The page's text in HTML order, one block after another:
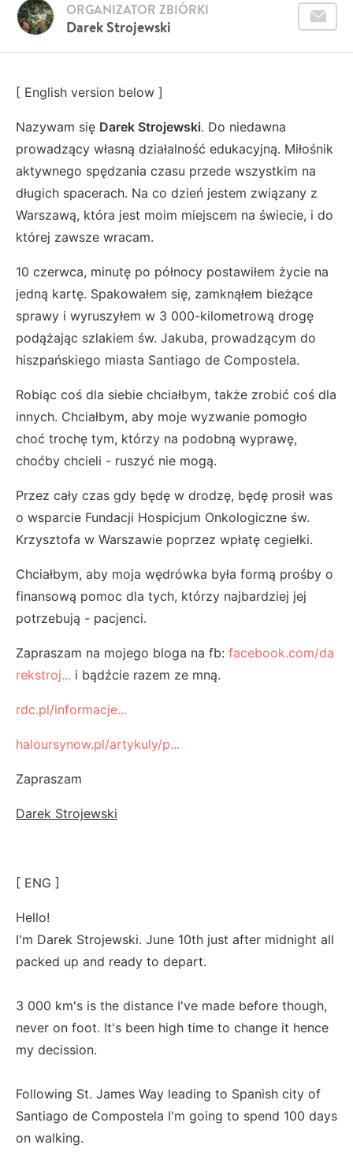
Darek Strojewski
ORGANIZATOR ZBIÓRKI
[ English version below ]
Nazywam się Darek Strojewski. Do niedawna
prowadzący własną działalność edukacyjną. Miłośnik
aktywnego spędzania czasu przede wszystkim na
długich spacerach. Na co dzień jestem związany z
Warszawą, która jest moim miejscem na świecie, i do
której zawsze wracam.
10 czerwca, minutę po północy postawiłem życie na
jedną kartę. Spakowałem się, zamknąłem bieżące
sprawy i wyruszyłem w 3 000-kilometrową drogę
podążając szlakiem św. Jakuba, prowadzącym do
hiszpańskiego miasta Santiago de Compostela.
Robiąc coś dla siebie chciałbym, także zrobić coś dla
innych. Chciałbym, aby moje wyzwanie pomogło
choć trochę tym, którzy na podobną wyprawę,
choćby chcieli - ruszyć nie mogą.
Przez cały czas gdy będę w drodzę, będę prosił was
o wsparcie Fundacji Hospicjum Onkologiczne św.
Krzysztofa w Warszawie poprzez wpłatę cegiełki.
Chciałbym, aby moja wędrówka była formą prośby o
finansową pomoc dla tych, którzy najbardziej jej
potrzebują - pacjenci.
Zapraszam na mojego bloga na fb: facebook.com/da
rekstroj... i bądźcie razem ze mną.
rdc.pl/informacje...
haloursynow.pl/artykuly/p...
Zapraszam
Darek Strojewski
[ ENG ]
Hello!
I'm Darek Strojewski. June 10th just after midnight all
packed up and ready to depart.
3 000 km's is the distance I've made before though,
never on foot. It's been high time to change it hence
my decission.
Following St. James Way leading to Spanish city of
Santiago de Compostela I'm going to spend 100 days
on walking.